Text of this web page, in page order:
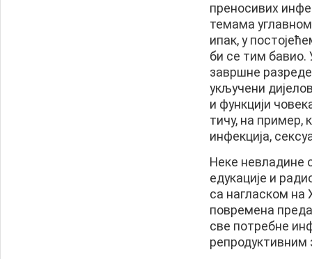
преносивих
темама
ипак, у
би се тим бавио.
завршне
укључени
и функцији
тичу, на пример,
инфекција,
Неке невладине
едукације и
са нагласком на
повремена
све потребне